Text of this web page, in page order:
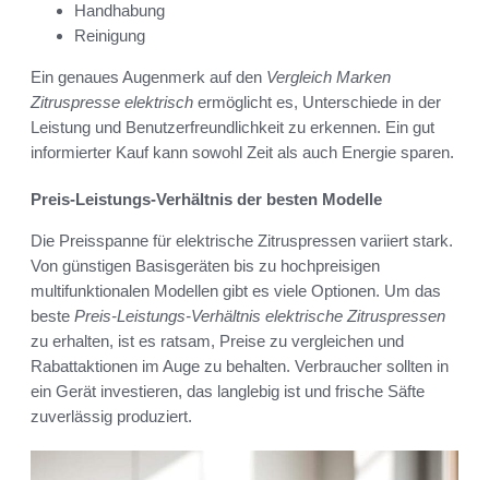
Handhabung
Reinigung
Ein genaues Augenmerk auf den Vergleich Marken
Zitruspresse elektrisch ermöglicht es, Unterschiede in der
Leistung und Benutzerfreundlichkeit zu erkennen. Ein gut
informierter Kauf kann sowohl Zeit als auch Energie sparen.
Preis-Leistungs-Verhältnis der besten Modelle
Die Preisspanne für elektrische Zitruspressen variiert stark.
Von günstigen Basisgeräten bis zu hochpreisigen
multifunktionalen Modellen gibt es viele Optionen. Um das
beste Preis-Leistungs-Verhältnis elektrische Zitruspressen
zu erhalten, ist es ratsam, Preise zu vergleichen und
Rabattaktionen im Auge zu behalten. Verbraucher sollten in
ein Gerät investieren, das langlebig ist und frische Säfte
zuverlässig produziert.